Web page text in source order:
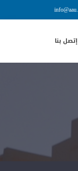
إتصل بنا